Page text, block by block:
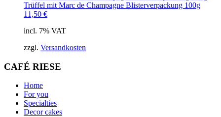
Trüffel mit Marc de Champagne Blisterverpackung 100g
11,50 €
incl. 7% VAT
zzgl. Versandkosten
CAFÉ RIESE
Home
For you
Specialties
Decor cakes